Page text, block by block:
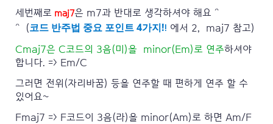
세번째로 maj7은 m7과 반대로 생각하셔야 해요 ^
^
(코드 반주법 중요 포인트 4가지!! 에서 2, maj7 참고)
Cmaj7은 C코드의 3음(미)을 minor(Em)로 연주하셔야
합니다. => Em/C
그러면 전위(자리바꿈) 등을 연주할 때 편하게 연주 할 수
있어요~
Fmaj7 => F코드이 3음(라)을 minor(Am)로 하면 Am/F